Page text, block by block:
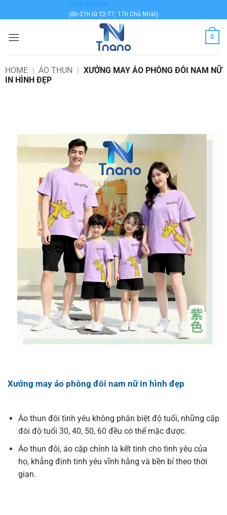
qua
dung
0936 999 878
(8h-21h từ T2-T7; 17h Chủ Nhật)
0
HOME | ÁO THUN | XƯỞNG MAY ÁO PHÔNG ĐÔI NAM NỮ
IN HÌNH ĐẸP
Xưởng may áo phông đôi nam nữ in hình đẹp
Áo thun đôi tình yêu không phân biệt độ tuổi, những cặp
đôi độ tuổi 30, 40, 50, 60 đều có thể mặc được.
Áo thun đôi, áo cặp chính là kết tinh cho tình yêu của
họ, khẳng định tinh yêu vĩnh hằng và bền bỉ theo thời
gian.